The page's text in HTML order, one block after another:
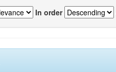
In order